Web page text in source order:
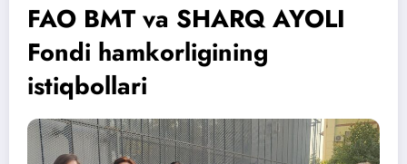
FAO BMT va SHARQ AYOLI
Fondi hamkorligining
istiqbollari